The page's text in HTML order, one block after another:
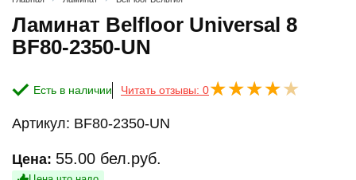
Ламинат Belfloor Universal 8
BF80-2350-UN
Есть в наличии Читать отзывы: 0
Артикул: BF80-2350-UN
Цена: 55.00 бел.руб.